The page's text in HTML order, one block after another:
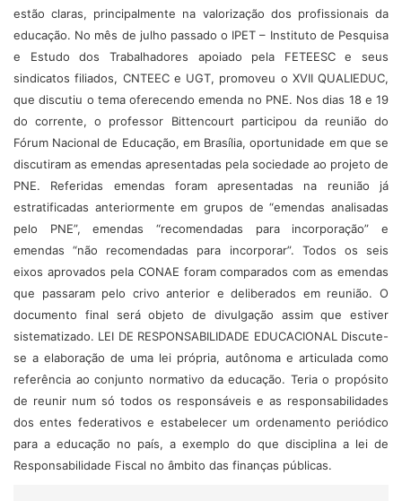
estão claras, principalmente na valorização dos profissionais da
educação. No mês de julho passado o IPET – Instituto de Pesquisa
e Estudo dos Trabalhadores apoiado pela FETEESC e seus
sindicatos filiados, CNTEEC e UGT, promoveu o XVII QUALIEDUC,
que discutiu o tema oferecendo emenda no PNE. Nos dias 18 e 19
do corrente, o professor Bittencourt participou da reunião do
Fórum Nacional de Educação, em Brasília, oportunidade em que se
discutiram as emendas apresentadas pela sociedade ao projeto de
PNE. Referidas emendas foram apresentadas na reunião já
estratificadas anteriormente em grupos de “emendas analisadas
pelo PNE”, emendas “recomendadas para incorporação” e
emendas “não recomendadas para incorporar”. Todos os seis
eixos aprovados pela CONAE foram comparados com as emendas
que passaram pelo crivo anterior e deliberados em reunião. O
documento final será objeto de divulgação assim que estiver
sistematizado. LEI DE RESPONSABILIDADE EDUCACIONAL Discute-
se a elaboração de uma lei própria, autônoma e articulada como
referência ao conjunto normativo da educação. Teria o propósito
de reunir num só todos os responsáveis e as responsabilidades
dos entes federativos e estabelecer um ordenamento periódico
para a educação no país, a exemplo do que disciplina a lei de
Responsabilidade Fiscal no âmbito das finanças públicas.